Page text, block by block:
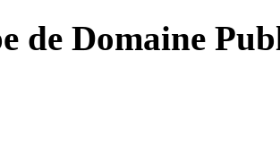
de Domaine